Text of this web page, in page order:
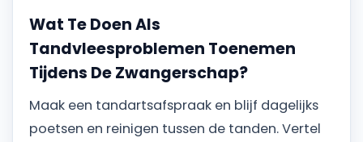
Wat Te Doen Als
Tandvleesproblemen Toenemen
Tijdens De Zwangerschap?
Maak een tandartsafspraak en blijf dagelijks
poetsen en reinigen tussen de tanden. Vertel